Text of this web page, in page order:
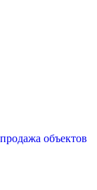
объектов